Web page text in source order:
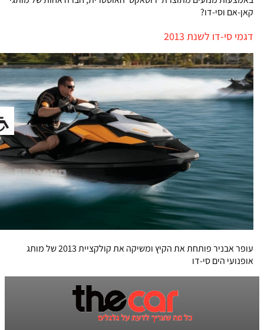
קאן-אם וסי-דו?
דגמי סי-דו לשנת 2013
עופר אבניר פותחת את הקיץ ומשיקה את קולקציית 2013 של מותג
אופנועי הים סי-דו